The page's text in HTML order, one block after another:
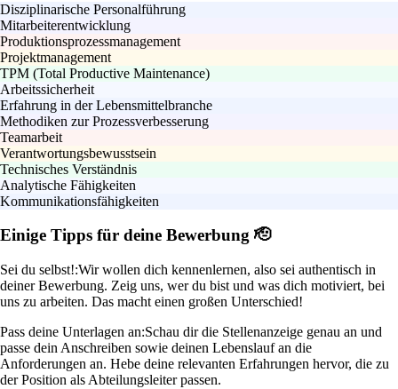
Disziplinarische Personalführung
Mitarbeiterentwicklung
Produktionsprozessmanagement
Projektmanagement
TPM (Total Productive Maintenance)
Arbeitssicherheit
Erfahrung in der Lebensmittelbranche
Methodiken zur Prozessverbesserung
Teamarbeit
Verantwortungsbewusstsein
Technisches Verständnis
Analytische Fähigkeiten
Kommunikationsfähigkeiten
Einige Tipps für deine Bewerbung 🫡
Sei du selbst!:Wir wollen dich kennenlernen, also sei authentisch in
deiner Bewerbung. Zeig uns, wer du bist und was dich motiviert, bei
uns zu arbeiten. Das macht einen großen Unterschied!
Pass deine Unterlagen an:Schau dir die Stellenanzeige genau an und
passe dein Anschreiben sowie deinen Lebenslauf an die
Anforderungen an. Hebe deine relevanten Erfahrungen hervor, die zu
der Position als Abteilungsleiter passen.